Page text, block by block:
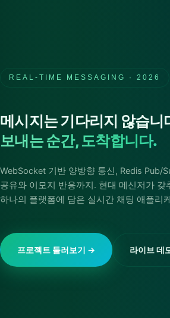
REAL-TIME MESSAGING · 2026
메시지는 기다리지 않습니
보내는 순간, 도착합니다.
WebSocket 기반 양방향 통신, Redis Pub/
공유와 이모지 반응까지. 현대 메신저가 갖
하나의 플랫폼에 담은 실시간 채팅 애플리
프로젝트 둘러보기 → 라이브 데